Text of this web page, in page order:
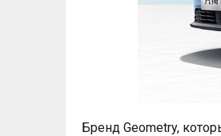
Бренд Geometry,